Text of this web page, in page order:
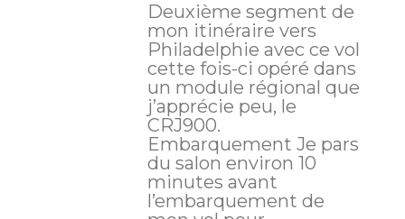
Deuxième segment de
mon itinéraire vers
Philadelphie avec ce vol
cette fois-ci opéré dans
un module régional que
j’apprécie peu, le
CRJ900.
Embarquement Je pars
du salon environ 10
minutes avant
l’embarquement de